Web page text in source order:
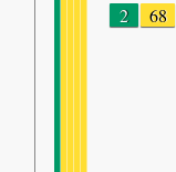
2 68